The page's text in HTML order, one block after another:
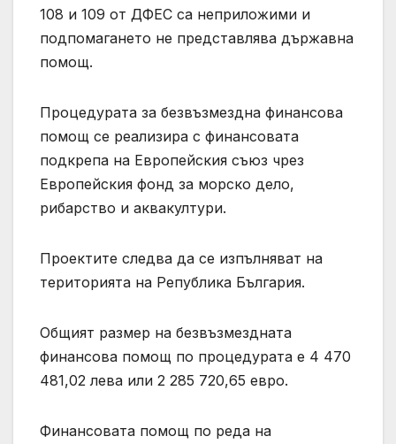
108 и 109 от ДФЕС са неприложими и
подпомагането не представлява държавна
помощ.
Процедурата за безвъзмездна финансова
помощ се реализира с финансовата
подкрепа на Европейския съюз чрез
Европейския фонд за морско дело,
рибарство и аквакултури.
Проектите следва да се изпълняват на
територията на Република България.
Общият размер на безвъзмездната
финансова помощ по процедурата е 4 470
481,02 лева или 2 285 720,65 евро.
Финансовата помощ по реда на